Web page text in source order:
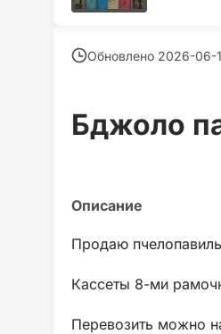
Обновлено 2026-06-
Бджоло
Продаю
Кассеты 8-ми
Перевозить можно